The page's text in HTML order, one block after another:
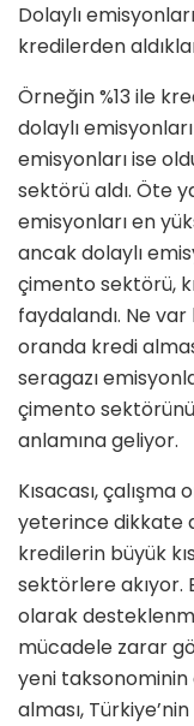
Dolaylı
kredilerden
Örneğin %13 ile
dolaylı
emisyonları ise
sektörüaldı. Öte
emisyonları en
ancak dolaylı
çimento sektörü,
faydalandı. Ne
oranda kredi
seragazı
çimento
anlamına geliyor.
Kısacası,
yeterince dikkate
kredilerin büyük
sektörlere akıyor.
olarak
mücadele zarar
yeni taksonominin
alması,